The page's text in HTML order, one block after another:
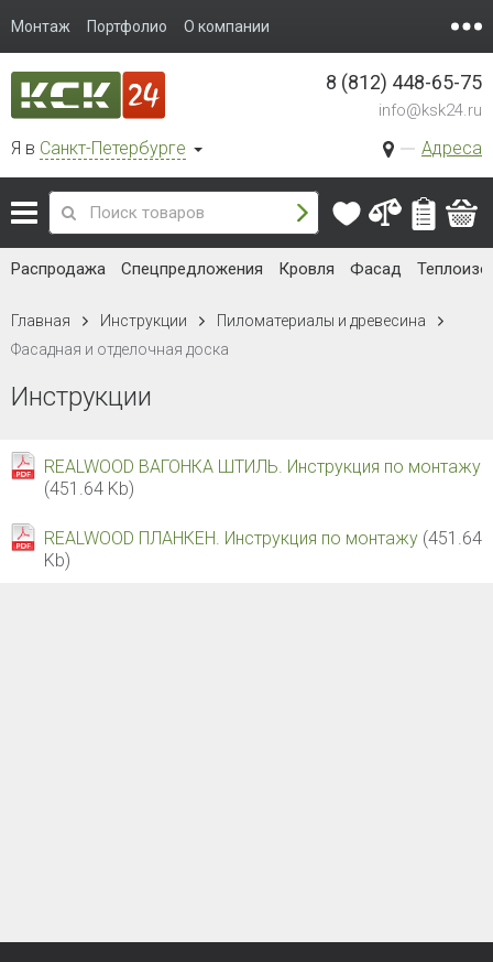
Монтаж Портфолио О компании
Я в Санкт-Петербурге Адреса
8 (812) 448-65-75
info@ksk24.ru
Распродажа Спецпредложения Кровля Фасад
Главная Инструкции
Пиломатериалы и древесина
Фасадная и отделочная доска
Инструкции
REALWOOD ВАГОНКА ШТИЛЬ. Инструкция по монтажу
(451.64 Kb)
REALWOOD ПЛАНКЕН. Инструкция по монтажу (451.64
Kb)